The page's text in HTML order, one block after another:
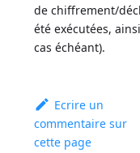
de chiffrement/
été exécutées,
cas échéant).
Ecrire un
commentaire sur
cette page